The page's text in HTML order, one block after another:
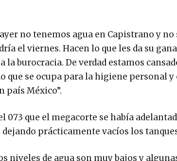
no tenemos agua en Capistrano y
el viernes. Hacen lo que les da su
burocracia. De verdad estamos
se ocupa para la higiene personal y
país México”.
073 que el megacorte se había
prácticamente vacíos los
niveles de agua son muy bajos y